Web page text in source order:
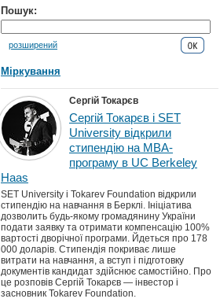
Пошук:
розширений
Міркування
Сергій Токарєв
Сергій Токарєв і SET
University відкрили
стипендію на MBA-
програму в UC Berkeley
Haas
SET University і Tokarev Foundation відкрили
стипендію на навчання в Берклі. Ініціатива
дозволить будь-якому громадянину України
подати заявку та отримати компенсацію 100%
вартості дворічної програми. Йдеться про 178
000 доларів. Стипендія покриває лише
витрати на навчання, а вступ і підготовку
документів кандидат здійснює самостійно. Про
це розповів Сергій Токарєв — інвестор і
засновник Tokarev Foundation.